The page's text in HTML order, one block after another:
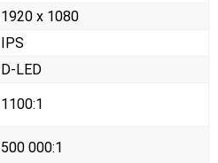
1920 x 1080
IPS
D-LED
1100:1
500 000:1